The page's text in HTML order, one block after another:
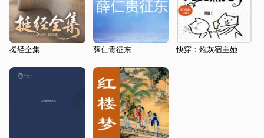
挺经全集 薛仁贵征东 快穿：炮灰宿主她又黑化了